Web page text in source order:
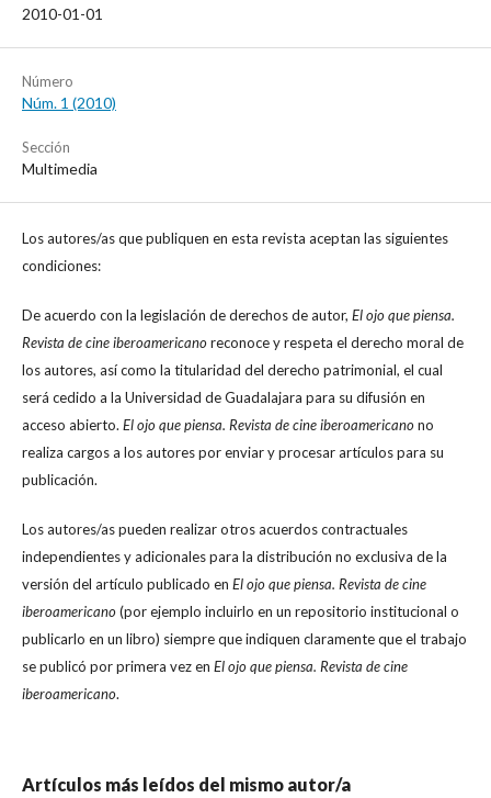
2010-01-01
Número
Núm. 1 (2010)
Sección
Multimedia
Los autores/as que publiquen en esta revista aceptan las siguientes
condiciones:
De acuerdo con la legislación de derechos de autor, El ojo que piensa.
Revista de cine iberoamericanoreconoce y respeta el derecho moral de
los autores, así como la titularidad del derecho patrimonial, el cual
será cedido a la Universidad de Guadalajara para su difusión en
acceso abierto. El ojo que piensa. Revista de cine iberoamericanono
realiza cargos a los autores por enviar y procesar artículos para su
publicación.
Los autores/as pueden realizar otros acuerdos contractuales
independientes y adicionales para la distribución no exclusiva de la
versión del artículo publicado en El ojo que piensa. Revista de cine
iberoamericano(por ejemplo incluirlo en un repositorio institucional o
publicarlo en un libro) siempre que indiquen claramente que el trabajo
se publicó por primera vez en El ojo que piensa. Revista de cine
iberoamericano.
Artículos más leídos del mismo autor/a